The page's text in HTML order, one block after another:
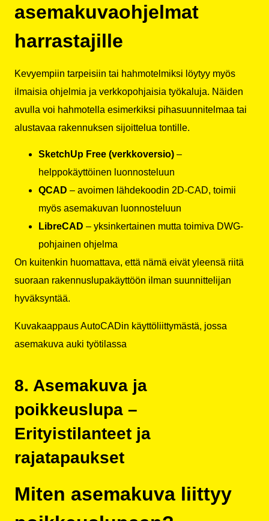
asemakuvaohjelmat
harrastajille
Kevyempiin tarpeisiin tai hahmotelmiksi löytyy myös
ilmaisia ohjelmia ja verkkopohjaisia työkaluja. Näiden
avulla voi hahmotella esimerkiksi pihasuunnitelmaa tai
alustavaa rakennuksen sijoittelua tontille.
SketchUp Free (verkkoversio) –
helppokäyttöinen luonnosteluun
QCAD – avoimen lähdekoodin 2D-CAD, toimii
myös asemakuvan luonnosteluun
LibreCAD – yksinkertainen mutta toimiva DWG-
pohjainen ohjelma
On kuitenkin huomattava, että nämä eivät yleensä riitä
suoraan rakennuslupakäyttöön ilman suunnittelijan
hyväksyntää.
Kuvakaappaus AutoCADin käyttöliittymästä, jossa
asemakuva auki työtilassa
8. Asemakuva ja
poikkeuslupa –
Erityistilanteet ja
rajatapaukset
Miten asemakuva liittyy